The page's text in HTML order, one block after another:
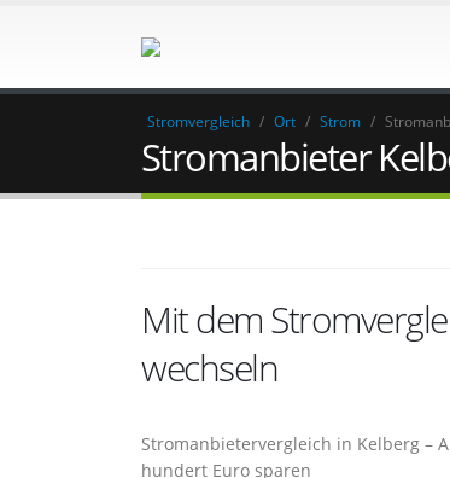
Stromvergleich / Ort / Strom /
Stromanbieter
Mit dem
wechseln
Stromanbietervergleich in Kelberg –
hundert Euro sparen